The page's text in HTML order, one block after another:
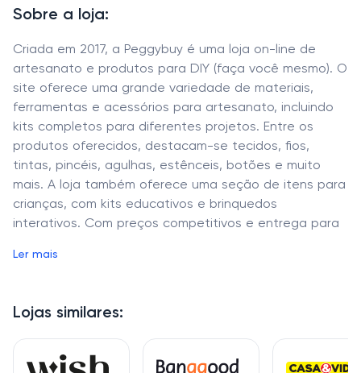
Sobre a loja:
Criada em 2017, a Peggybuy é uma loja on-line de
artesanato e produtos para DIY (faça você mesmo). O
site oferece uma grande variedade de materiais,
ferramentas e acessórios para artesanato, incluindo
kits completos para diferentes projetos. Entre os
produtos oferecidos, destacam-se tecidos, fios,
tintas, pincéis, agulhas, estênceis, botões e muito
mais. A loja também oferece uma seção de itens para
crianças, com kits educativos e brinquedos
interativos. Com preços competitivos e entrega para
Ler mais
Lojas similares: